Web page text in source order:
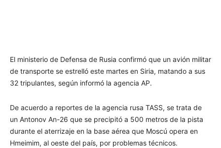
El ministerio de Defensa de Rusia confirmó que un avión militar
de transporte se estrelló este martes en Siria, matando a sus
32 tripulantes, según informó la agencia AP.
De acuerdo a reportes de la agencia rusa TASS, se trata de
un Antonov An-26 que se precipitó a 500 metros de la pista
durante el aterrizaje en la base aérea que Moscú opera en
Hmeimim, al oeste del país, por problemas técnicos.